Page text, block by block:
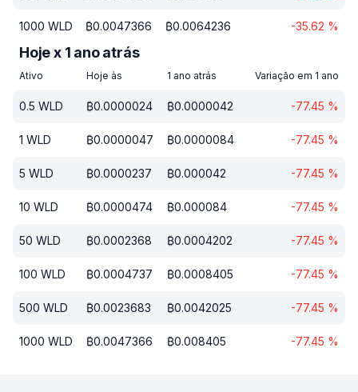
1000 WLD ₿0.0047366 ₿0.0064236 -35.62 %
Hoje x 1 ano atrás
Ativo Hoje às 1 ano atrás Variação em 1 ano
0.5 WLD ₿0.0000024 ₿0.0000042 -77.45 %
1 WLD ₿0.0000047 ₿0.0000084 -77.45 %
5 WLD ₿0.0000237 ₿0.000042 -77.45 %
10 WLD ₿0.0000474 ₿0.000084 -77.45 %
50 WLD ₿0.0002368 ₿0.0004202 -77.45 %
100 WLD ₿0.0004737 ₿0.0008405 -77.45 %
500 WLD ₿0.0023683 ₿0.0042025 -77.45 %
1000 WLD ₿0.0047366 ₿0.008405 -77.45 %